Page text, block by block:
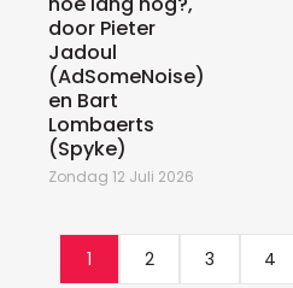
door Pieter
Jadoul
(AdSomeNoise)
en Bart
Lombaerts
(Spyke)
Zondag 12 Juli 2026
1 2 3 4